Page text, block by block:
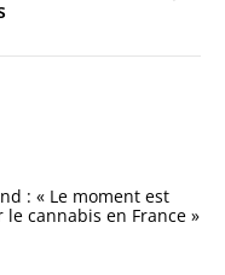
: « Le moment est
cannabis en France »